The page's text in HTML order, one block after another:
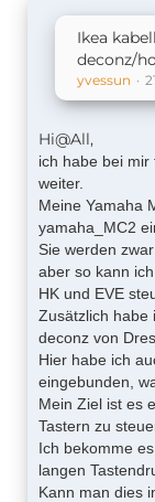
Ikea
deconz/
yvessun
Hi@All,
ich habe bei
weiter.
Meine Yamaha
yamaha_MC2
Sie werden
aber so kann
HK und EVE
Zusätzlich habe
deconz von
Hier habe ich
eingebunden,
Mein Ziel ist es
Tastern zu
Ich bekomme
langen
Kann man dies